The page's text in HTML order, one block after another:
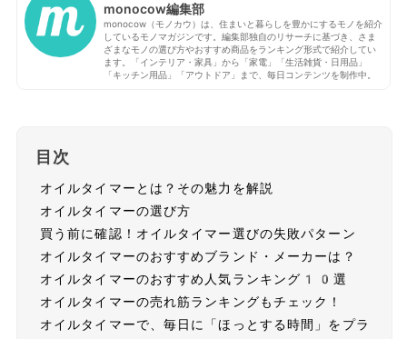
monocow編集部
monocow（モノカウ）は、住まいと暮らしを豊かにするモノを紹介
しているモノマガジンです。編集部独自のリサーチに基づき、さま
ざまなモノの選び方やおすすめ商品をランキング形式で紹介してい
ます。「インテリア・家具」から「家電」「生活雑貨・日用品」
「キッチン用品」「アウトドア」まで、毎日コンテンツを制作中。
目次
オイルタイマーとは？その魅力を解説
オイルタイマーの選び方
買う前に確認！オイルタイマー選びの失敗パターン
オイルタイマーのおすすめブランド・メーカーは？
オイルタイマーのおすすめ人気ランキング10選
オイルタイマーの売れ筋ランキングもチェック！
オイルタイマーで、毎日に「ほっとする時間」をプラ